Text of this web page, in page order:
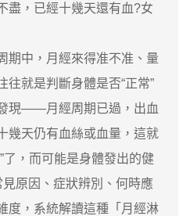
，已經十幾天還有血?女
中，月經來得准不准、量
往就是判斷身體是否“正常”
現——月經周期已過，出血
幾天仍有血絲或血量，這就
了，而可能是身體發出的健
原因、症狀辨別、何時應
度，系統解讀這種「月經淋